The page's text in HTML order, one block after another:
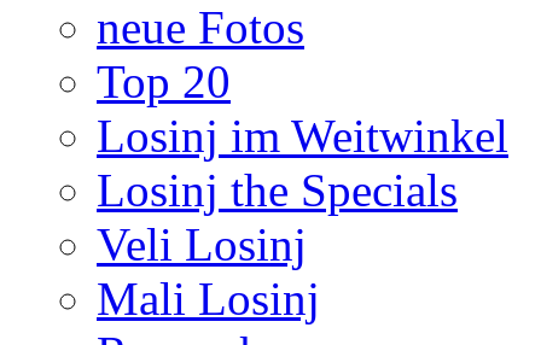
neue Fotos
Top 20
Losinj im Weitwinkel
Losinj the Specials
Veli Losinj
Mali Losinj